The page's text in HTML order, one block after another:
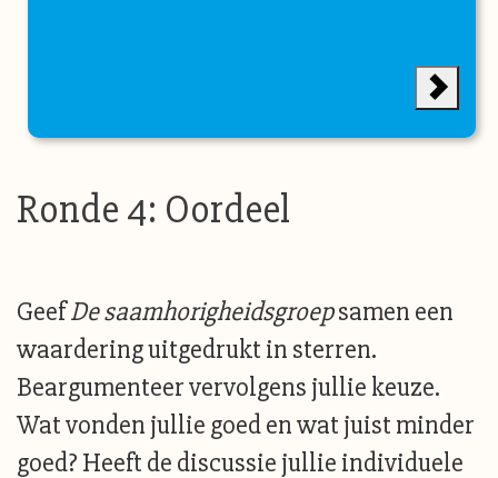
Ronde 4: Oordeel
GeefDe saamhorigheidsgroepsamen een
waardering uitgedrukt in sterren.
Beargumenteer vervolgens jullie keuze.
Wat vonden jullie goed en wat juist minder
goed? Heeft de discussie jullie individuele